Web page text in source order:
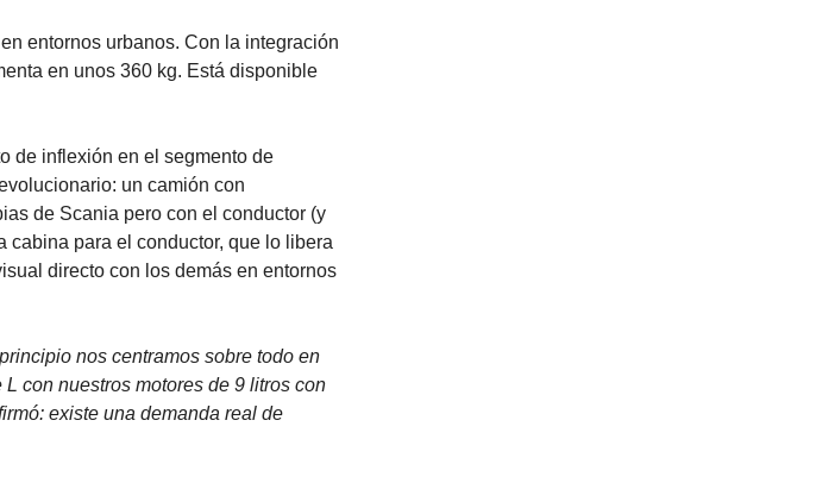
entornos urbanos. Con la integración
en unos 360 kg. Está disponible
de inflexión en el segmento de
un camión con
de Scania pero con el conductor (y
cabina para el conductor, que lo libera
directo con los demás en entornos
nos centramos sobre todo en
con nuestros motores de 9 litros con
existe una demanda real de